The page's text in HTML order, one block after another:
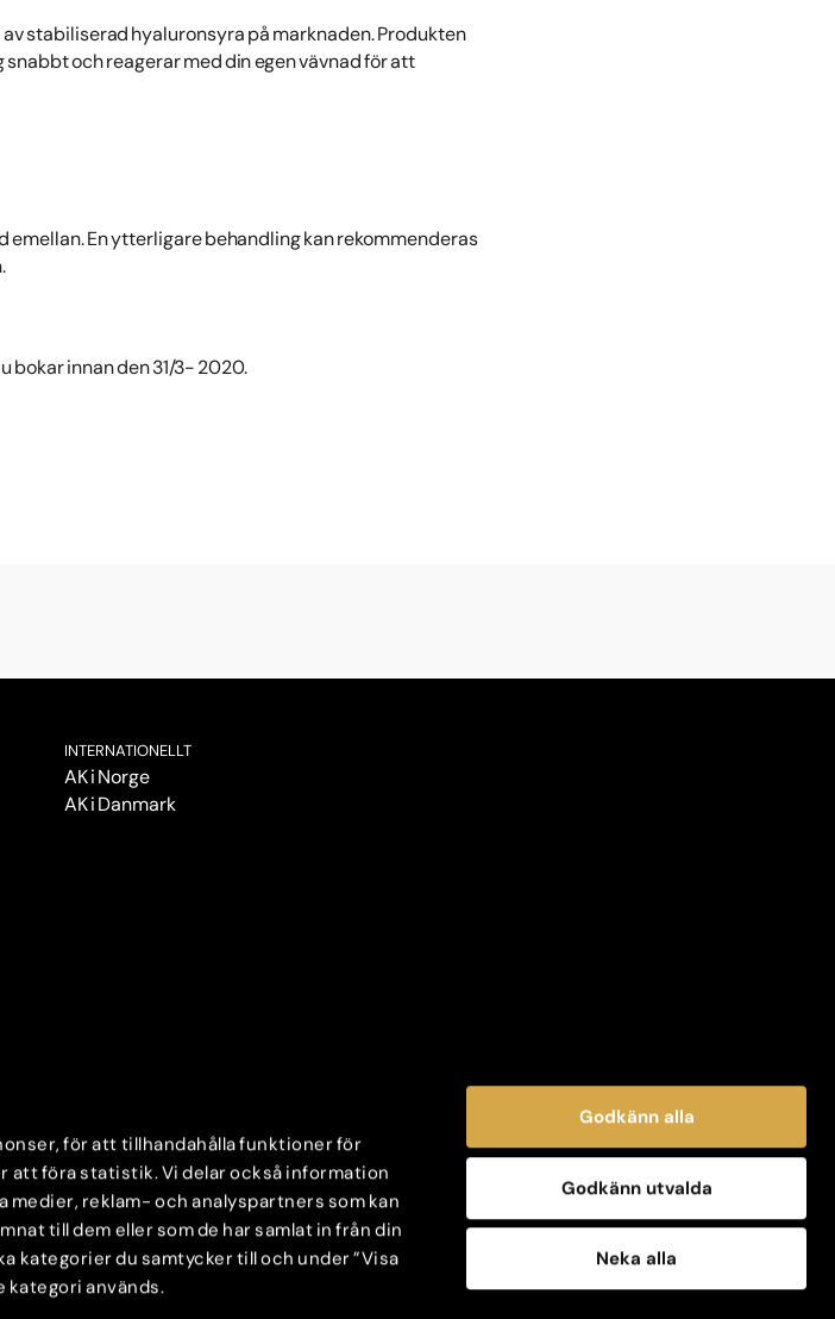
för att tillhandahålla funktioner för
att föra statistik. Vi delar också information
medier, reklam- och analyspartners som kan
till dem eller som de har samlat in från din
kategorier du samtycker till och under ”Visa
kategori används.
Godkänn alla
Godkänn utvalda
Neka alla
stabiliserad hyaluronsyra på marknaden. Produkten
och reagerar med din egen vävnad för att
emellan. En ytterligare behandling kan rekommenderas
bokar innan den 31/3- 2020.
INTERNATIONELLT
AK i Norge
AK i Danmark